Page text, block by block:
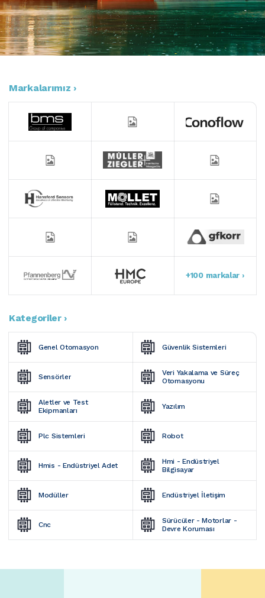
Markalarımız ›
+100 markalar ›
Kategoriler ›
Genel Otomasyon Güvenlik Sistemleri
Sensörler
Veri Yakalama ve Süreç
Otomasyonu
Aletler ve Test
Ekipmanları
Yazılım
Plc Sistemleri Robot
Hmis - Endüstriyel Adet
Hmi - Endüstriyel
Bilgisayar
Modüller Endüstriyel İletişim
Cnc
Sürücüler - Motorlar -
Devre Koruması